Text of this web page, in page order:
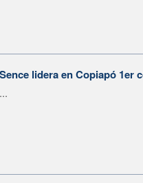
Sence lidera en Copiapó 1er
...